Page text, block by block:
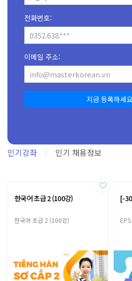
전화번호:
이메일 주소:
지금 등록하세
인기강좌 인기 채용정보
한국어 초급 2 (100강)
한국어 초급 2 (100강)
[-